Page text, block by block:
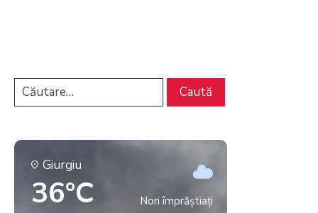
Giurgiu
36°C Nori împrăștiați